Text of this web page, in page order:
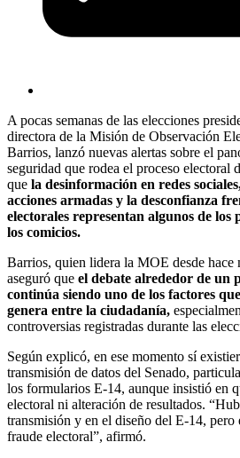
A pocas semanas de las elecciones
directora de la Misión de Observación
Barrios, lanzó nuevas alertas sobre el
seguridad que rodea el proceso electoral
que la desinformación en redes
acciones armadas y la desconfianza
electorales representan algunos de los
los comicios.
Barrios, quien lidera la MOE desde hace
aseguró que el debate alrededor de un
continúa siendo uno de los factores
genera entre la ciudadanía,
controversias registradas durante las
Según explicó, en ese momento sí
transmisión de datos del Senado,
los formularios E-14, aunque insistió en
electoral ni alteración de resultados.
transmisión y en el diseño del E-14,
fraude electoral”, afirmó.